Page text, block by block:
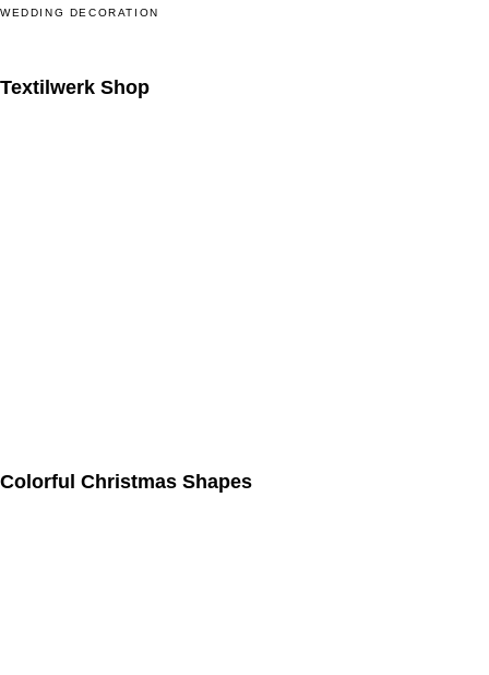
WEDDING DECORATION
Textilwerk Shop
Colorful Christmas Shapes